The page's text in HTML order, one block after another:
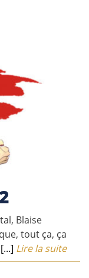
Blaise
tout ça, ça
[...] Lire la suite